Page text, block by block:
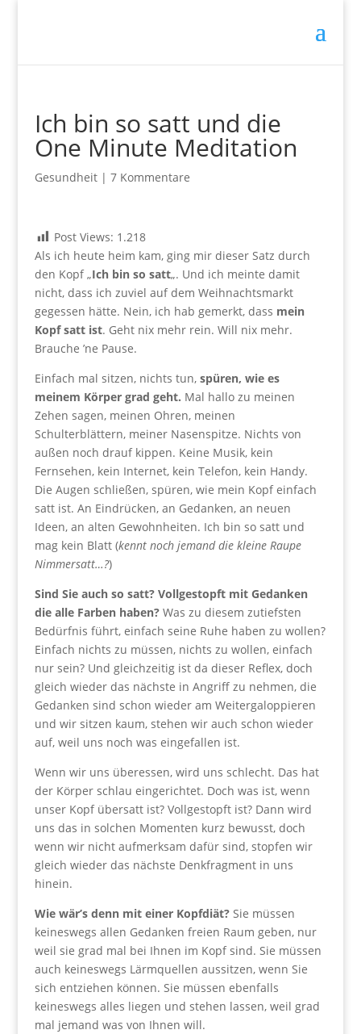
Ich bin so satt und die
One Minute Meditation
Gesundheit| 7 Kommentare
Post Views: 1.218
Als ich heute heim kam, ging mir dieser Satz durch
den Kopf „Ich bin so satt„. Und ich meinte damit
nicht, dass ich zuviel auf dem Weihnachtsmarkt
gegessen hätte. Nein, ich hab gemerkt, dass mein
Kopf satt ist. Geht nix mehr rein. Will nix mehr.
Brauche ’ne Pause.
Einfach mal sitzen, nichts tun, spüren, wie es
meinem Körper grad geht. Mal hallo zu meinen
Zehen sagen, meinen Ohren, meinen
Schulterblättern, meiner Nasenspitze. Nichts von
außen noch drauf kippen. Keine Musik, kein
Fernsehen, kein Internet, kein Telefon, kein Handy.
Die Augen schließen, spüren, wie mein Kopf einfach
satt ist. An Eindrücken, an Gedanken, an neuen
Ideen, an alten Gewohnheiten. Ich bin so satt und
mag kein Blatt (kennt noch jemand die kleine Raupe
Nimmersatt…?)
Sind Sie auch so satt? Vollgestopft mit Gedanken
die alle Farben haben?Was zu diesem zutiefsten
Bedürfnis führt, einfach seine Ruhe haben zu wollen?
Einfach nichts zu müssen, nichts zu wollen, einfach
nur sein? Und gleichzeitig ist da dieser Reflex, doch
gleich wieder das nächste in Angriff zu nehmen, die
Gedanken sind schon wieder am Weitergaloppieren
und wir sitzen kaum, stehen wir auch schon wieder
auf, weil uns noch was eingefallen ist.
Wenn wir uns überessen, wird uns schlecht. Das hat
der Körper schlau eingerichtet. Doch was ist, wenn
unser Kopf übersatt ist? Vollgestopft ist? Dann wird
uns das in solchen Momenten kurz bewusst, doch
wenn wir nicht aufmerksam dafür sind, stopfen wir
gleich wieder das nächste Denkfragment in uns
hinein.
Wie wär’s denn mit einer Kopfdiät?Sie müssen
keineswegs allen Gedanken freien Raum geben, nur
weil sie grad mal bei Ihnen im Kopf sind. Sie müssen
auch keineswegs Lärmquellen aussitzen, wenn Sie
sich entziehen können. Sie müssen ebenfalls
keineswegs alles liegen und stehen lassen, weil grad
mal jemand was von Ihnen will.